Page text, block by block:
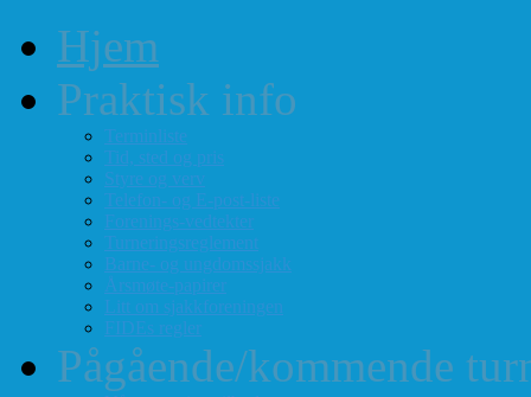
Hjem
Praktisk info
Terminliste
Tid, sted og pris
Styre og verv
Telefon- og E-post-liste
Forenings-vedtekter
Turneringsreglement
Barne- og ungdomssjakk
Årsmøte-papirer
Litt om sjakkforeningen
FIDEs regler
Pågående/kommende